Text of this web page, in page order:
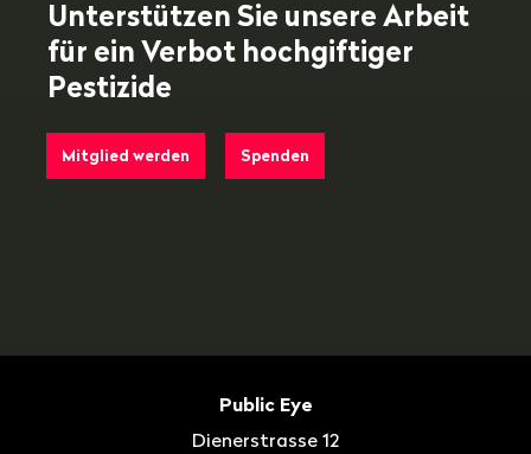
Unterstützen Sie unsere Arbeit
für ein Verbot hochgiftiger
Pestizide
Mitglied werden Spenden
Public Eye
Dienerstrasse 12